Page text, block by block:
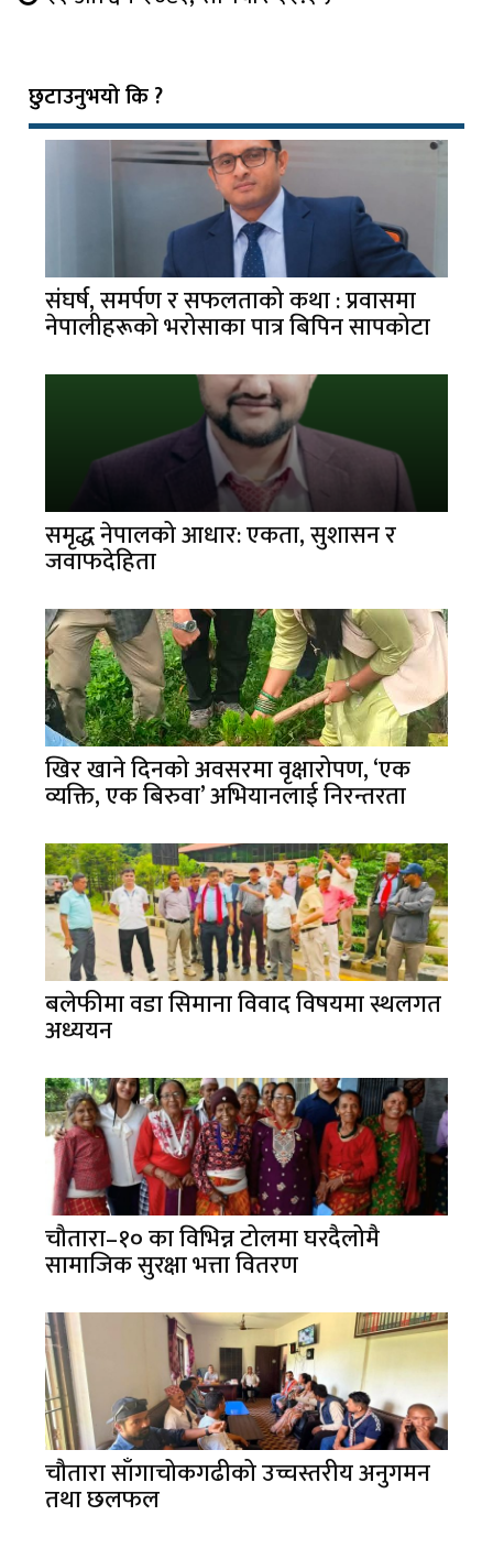
छुटाउनुभयो कि ?
संघर्ष, समर्पण र सफलताको कथा : प्रवासमा
नेपालीहरूको भरोसाका पात्र बिपिन सापकोटा
समृद्ध नेपालको आधार: एकता, सुशासन र
जवाफदेहिता
खिर खाने दिनको अवसरमा वृक्षारोपण, ‘एक
व्यक्ति, एक बिरुवा’ अभियानलाई निरन्तरता
बलेफीमा वडा सिमाना विवाद विषयमा स्थलगत
अध्ययन
चौतारा–१० का विभिन्न टोलमा घरदैलोमै
सामाजिक सुरक्षा भत्ता वितरण
चौतारा साँगाचोकगढीको उच्चस्तरीय अनुगमन
तथा छलफल